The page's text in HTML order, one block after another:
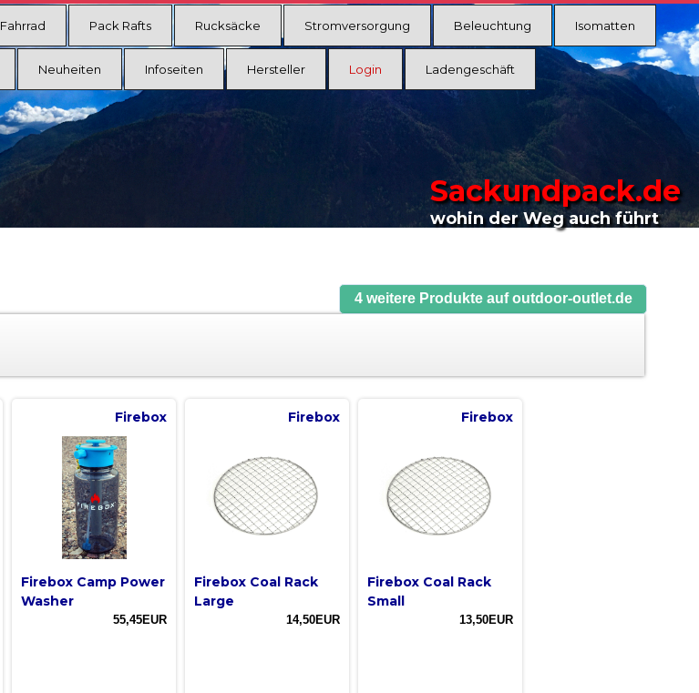
Fahrrad Pack Rafts Rucksäcke Stromversorgung Beleuchtung Isomatten
Neuheiten Infoseiten Hersteller Login Ladengeschäft
Sackundpack.de
wohin der Weg auch führt
4 weitere Produkte auf outdoor-outlet.de
Firebox
Firebox Camp Power
Washer
55,45EUR
Firebox
Firebox Coal Rack
Large
14,50EUR
Firebox
Firebox Coal Rack
Small
13,50EUR